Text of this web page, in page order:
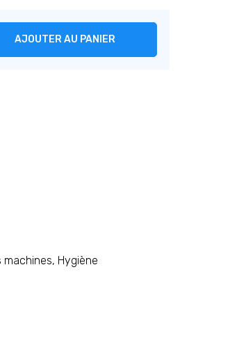
AJOUTER AU PANIER
machines, Hygiène